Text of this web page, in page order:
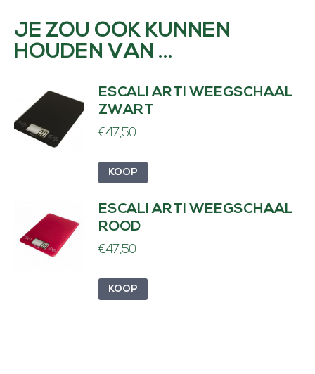
JE ZOU OOK KUNNEN
HOUDEN VAN …
ESCALI ARTI WEEGSCHAAL
ZWART
€47,50
KOOP
ESCALI ARTI WEEGSCHAAL
ROOD
€47,50
KOOP